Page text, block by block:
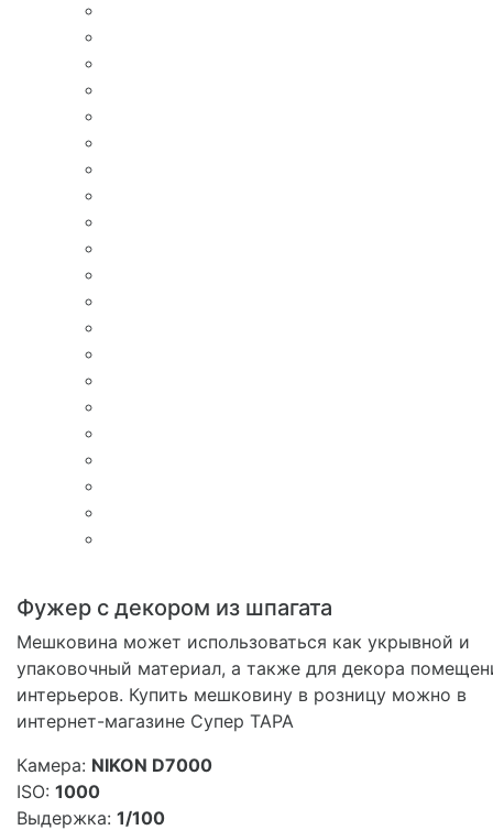
Фужер с декором из шпагата
Мешковина может использоваться как укрывной и
упаковочный материал, а также для декора
интерьеров. Купить мешковину в розницу можно в
интернет-магазине Супер ТАРА
Камера: NIKON D7000
ISO: 1000
Выдержка: 1/100